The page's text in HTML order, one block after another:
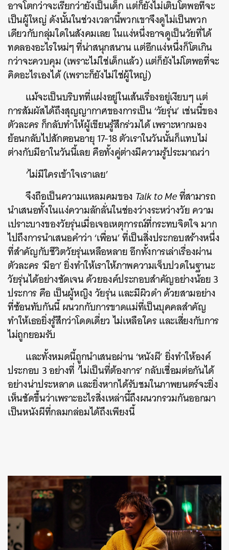
อาจโตกว่าจะเรียกว่ายังเป็นเด็ก แต่ก็ยังไม่เติบโตพอที่จะ
เป็นผู้ใหญ่ ดังนั้นในช่วงเวลานี้พวกเขาจึงดูไม่เป็นพวก
เดียวกับกลุ่มใดในสังคมเลย ในแง่หนึ่งอาจดูเป็นวัยที่ได้
ทดลองอะไรใหม่ๆ ที่น่าสนุกสนาน แต่อีกแง่หนึ่งก็โตเกิน
กว่าจะควบคุม (เพราะไม่ใช่เด็กแล้ว) แต่ก็ยังไม่โตพอที่จะ
คิดอะไรเองได้ (เพราะก็ยังไม่ใช่ผู้ใหญ่)
แม้จะเป็นบริบทที่แฝงอยู่ในเส้นเรื่องอยู่เงียบๆ แต่
การสัมผัสได้ถึงสุญญากาศของการเป็น ‘วัยรุ่น’ เช่นนี้ของ
ตัวละคร ก็กลับทำให้ผู้เขียนรู้สึกร่วมได้ เพราะหากมอง
ย้อนกลับไปสักตอนอายุ 17-18 ตัวเราในวันนั้นก็แทบไม่
ต่างกับมีอาในวันนี้เลย คือทั้งคู่ต่างมีความรู้ประมาณว่า
‘ไม่มีใครเข้าใจเราเลย’
จึงถือเป็นความแหลมคมของ Talk to Meที่สามารถ
นำเสนอทั้งในแง่ความลักลั่นในช่องว่างระหว่างวัย ความ
เปราะบางของวัยรุ่นเมื่อเจอเหตุการณ์ที่กระทบจิตใจ มาก
ไปถึงการนำเสนอคำว่า ‘เพื่อน’ ที่เป็นสิ่งประกอบสร้างหนึ่ง
ที่สำคัญกับชีวิตวัยรุ่นเหลือหลาย อีกทั้งการเล่าเรื่องผ่าน
ตัวละคร ‘มีอา’ ยิ่งทำให้เราให้ภาพความเจ็บปวดในฐานะ
วัยรุ่นได้อย่างชัดเจน ด้วยองค์ประกอบสำคัญอย่างน้อย 3
ประการ คือ เป็นผู้หญิง วัยรุ่น และมีผิวดำ ด้วยสามอย่าง
ที่ซ้อนทับกันนี้ ผนวกกับการขาดแม่ที่เป็นบุคคลสำคัญ
ทำให้เธอยิ่งรู้สึกว่าโดดเดี่ยว ไม่เหลือใคร และเสี่ยงกับการ
ไม่ถูกยอมรับ
และทั้งหมดนี้ถูกนำเสนอผ่าน ‘หนังผี’ ยิ่งทำให้องค์
ประกอบ 3 อย่างที่ ‘ไม่เป็นที่ต้องการ’ กลับเชื่อมต่อกันได้
อย่างน่าประหลาด และยิ่งหากได้รับชมในภาพยนตร์จะยิ่ง
เห็นชัดขึ้นว่าเพราะอะไรสิ่งเหล่านี้ถึงผนวกรวมกันออกมา
เป็นหนังผีที่กลมกล่อมได้ถึงเพียงนี้
ค้นหา
SHARE TWEET LINE